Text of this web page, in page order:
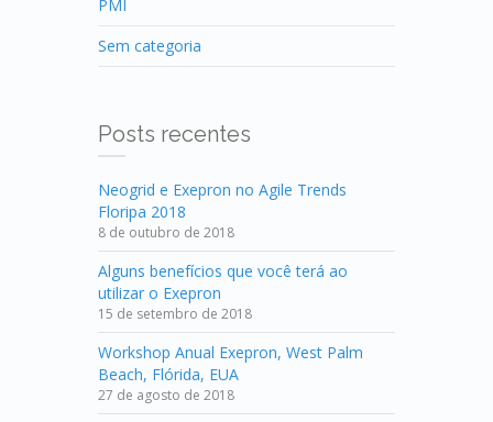
PMI
Sem categoria
Posts recentes
Neogrid e Exepron no Agile Trends
Floripa 2018
8 de outubro de 2018
Alguns benefícios que você terá ao
utilizar o Exepron
15 de setembro de 2018
Workshop Anual Exepron, West Palm
Beach, Flórida, EUA
27 de agosto de 2018